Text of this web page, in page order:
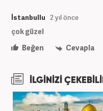
İstanbullu 2 yıl önce
çok güzel
Beğen
Cevapla
İLGİNİZİ